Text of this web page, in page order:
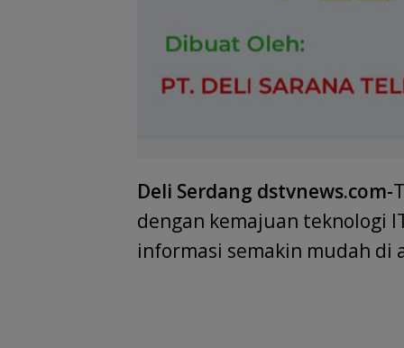
Deli Serdang dstvnews.com-
dengan kemajuan teknologi
informasi semakin mudah di